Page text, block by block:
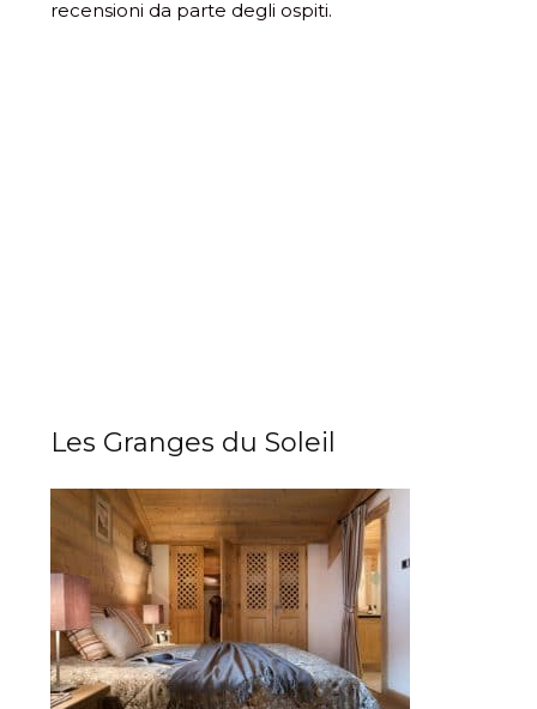
recensioni da parte degli ospiti.
Les Granges du Soleil